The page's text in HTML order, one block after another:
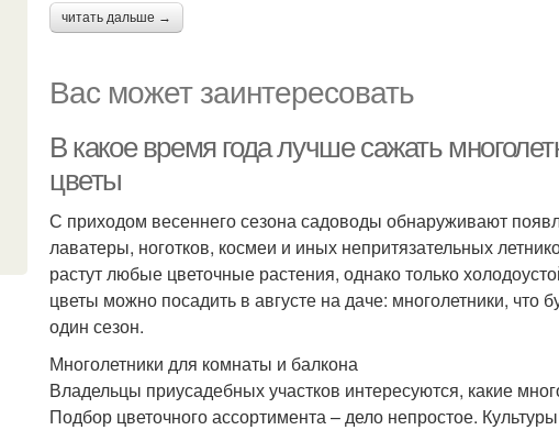
читать дальше →
Вас может заинтересовать
В какое время года лучше сажать
цветы
С приходом весеннего сезона садоводы обнаруживают
лаватеры, ноготков, космеи и иных непритязательных
растут любые цветочные растения, однако только
цветы можно посадить в августе на даче: многолетники, что
один сезон.
Многолетники для комнаты и балкона
Владельцы приусадебных участков интересуются, какие
Подбор цветочного ассортимента – дело непростое.